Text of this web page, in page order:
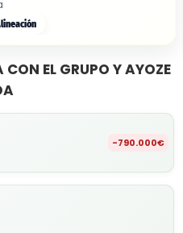
CON EL GRUPO Y AYOZE
-790.000€